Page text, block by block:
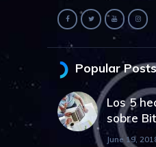
Popular Posts
Los 5
sobre
June 19,